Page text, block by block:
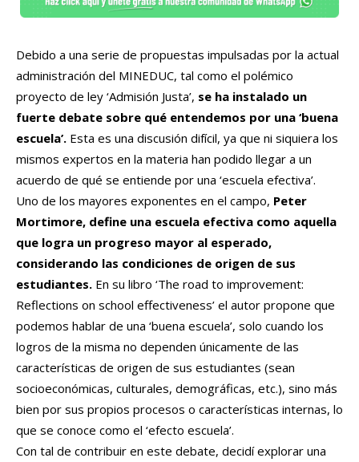
Debido a una serie de propuestas impulsadas por la actual
administración del MINEDUC, tal como el polémico
proyecto de ley ‘Admisión Justa’, se ha instalado un
fuerte debate sobre qué entendemos por una ‘buena
escuela’. Esta es una discusión difícil, ya que ni siquiera los
mismos expertos en la materia han podido llegar a un
acuerdo de qué se entiende por una ‘escuela efectiva’.
Uno de los mayores exponentes en el campo, Peter
Mortimore, define una escuela efectiva como aquella
que logra un progreso mayor al esperado,
considerando las condiciones de origen de sus
estudiantes. En su libro ‘The road to improvement:
Reflections on school effectiveness’ el autor propone que
podemos hablar de una ‘buena escuela’, solo cuando los
logros de la misma no dependen únicamente de las
características de origen de sus estudiantes (sean
socioeconómicas, culturales, demográficas, etc.), sino más
bien por sus propios procesos o características internas, lo
que se conoce como el ‘efecto escuela’.
Con tal de contribuir en este debate, decidí explorar una